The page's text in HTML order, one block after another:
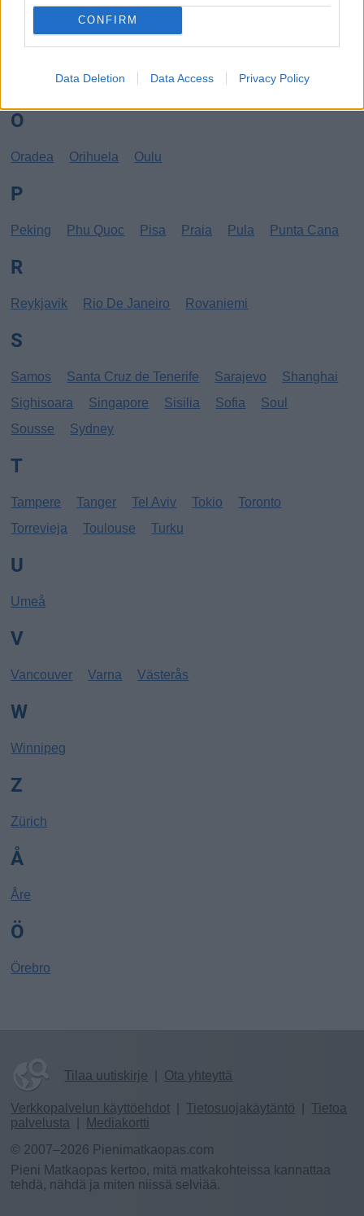
CONFIRM
Data Deletion Data Access Privacy Policy
Mexico City
Miami
N
New York Norrköping
O
Oradea Orihuela Oulu
P
Peking Phu Quoc Pisa Praia Pula Punta Cana
R
Reykjavik Rio De Janeiro Rovaniemi
S
Samos Santa Cruz de Tenerife Sarajevo
Shanghai
Sighisoara
Singapore Sisilia Sofia
Soul
Sousse
Sydney
T
Tampere Tanger Tel Aviv Tokio
Toronto
Torrevieja
Toulouse Turku
U
Umeå
V
Vancouver Varna Västerås
W
Winnipeg
Z
Zürich
Å
Åre
Ö
Örebro
Tilaa uutiskirje Ota yhteyttä
Verkkopalvelun käyttöehdot Tietosuojakäytäntö
Tietoa
palvelusta
Mediakortti
© 2007–2026 Pienimatkaopas.com
Pieni Matkaopas kertoo, mitä matkakohteissa kannattaa
tehdä, nähdä ja miten niissä selviää.